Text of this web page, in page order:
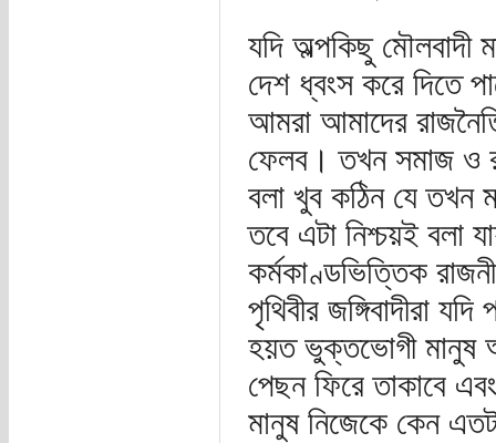
যদি অল্পকিছু মৌলবাদী
দেশ ধ্বংস করে দিতে
আমরা আমাদের
ফেলব। তখন সমাজ ও
বলা খুব কঠিন যে তখন
তবে এটা নিশ্চয়ই বলা
কর্মকাণ্ডভিত্তিক
পৃথিবীর জঙ্গিবাদীরা
হয়ত ভুক্তভোগী মানুষ
পেছন ফিরে তাকাবে
মানুষ নিজেকে কেন